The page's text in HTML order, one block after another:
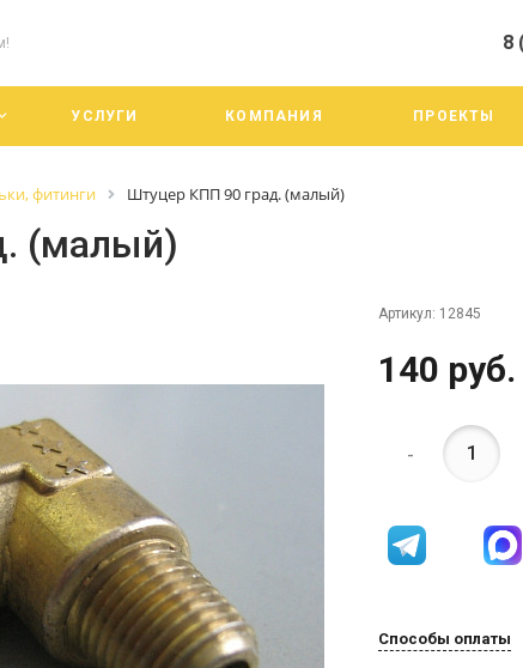
специалистами и третьими лицами, для анализа событий
его использования. Более подробные сведения
8
г.
тракт
УСЛУГИ КОМПАНИЯ ПРОЕКТЫ
фитинги Штуцер КПП 90 град. (малый)
(малый)
Артикул: 12845
140 руб.
-
Способы оплаты